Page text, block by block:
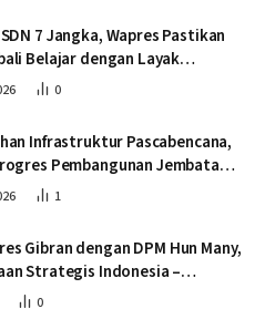
7 Jangka, Wapres Pastikan
Belajar dengan Layak
0
Infrastruktur Pascabencana,
Pembangunan Jembatan
Bireuen1
Gibran dengan DPM Hun Many,
Strategis Indonesia –
0